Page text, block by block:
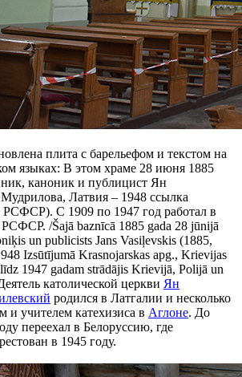
плита с барельефом и текстом на
языках: В этом храме 28 июня 1885
каноник и публицист Ян
Латвия – 1948 ссылка
РСФСР). С 1909 по 1947 год работал в
/Šajā baznīcā 1885 gada 28 jūnijā
un publicists Jans Vasiļevskis (1885,
Izsūtījumā Krasnojarskas apg., Krievijas
1947 gadam strādājis Krievijā, Polijā un
католической церкви Ян
родился в Латгалии и несколько
и учителем катехизиса в Аглоне. До
переехал в Белоруссию, где
в 1945 году.